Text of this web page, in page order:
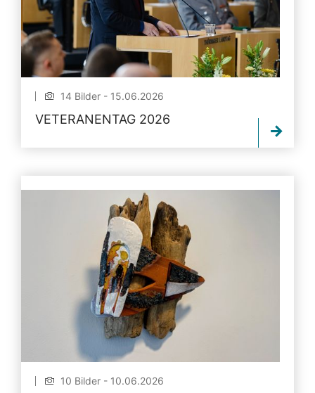
14 Bilder - 15.06.2026
VETERANENTAG 2026
10 Bilder - 10.06.2026